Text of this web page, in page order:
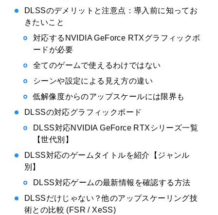
DLSSのデメリットと注意点：導入前に知ってお
きたいこと
対応するNVIDIA GeForce RTXグラフィックボ
ードが必要
全てのゲームで使えるわけではない
シーンや設定による見え方の違い
低解像度からのアップスケールには限界も
DLSSの対応グラフィックボード
DLSS対応NVIDIA GeForce RTXシリーズ一覧
【世代別】
DLSS対応のゲームタイトルを紹介【ジャンル
別】
DLSS対応ゲームの最新情報を確認する方法
DLSSだけじゃない？他のアップスケーリング技
術との比較 (FSR / XeSS)